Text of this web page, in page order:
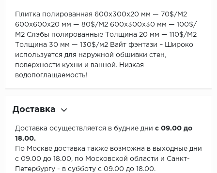
Плитка полированная 600х300х20 мм — 70$/М2
600х600х20 мм — 80$/М2 600х300х30 мм — 100$/
М2 Слэбы полированные Толщина 20 мм — 110$/М2
Толщина 30 мм — 130$/м2 Вайт фэнтази – Широко
используется для наружной обшивки стен,
поверхности кухни и ванной. Низкая
водопоглащаемость!
Доставка
Доставка осуществляется в будние дни с 09.00 до
18.00.
По Москве доставка также возможна в выходные дни
с 09.00 до 18.00, по Московской области и Санкт-
Петербургу - в субботу с 09.00 до 18.00.